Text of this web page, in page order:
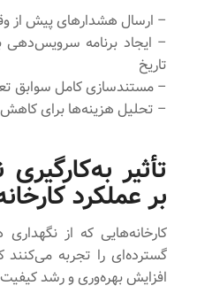
– ارسال هشدارهای پیش از
– ایجاد برنامه سرویس‌دهی
تاریخ
– مستندسازی کامل سوابق
– تحلیل هزینه‌ها برای
تأثیر
بر عملکرد
کارخانه‌هایی که از
گسترده‌ای را تجربه
افزایش بهره‌وری و رشد کیفیت